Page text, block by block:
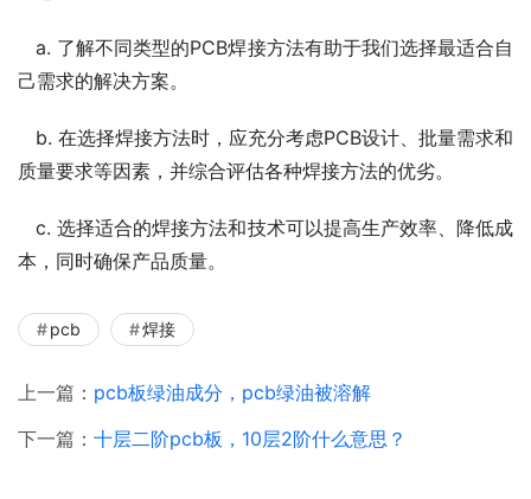
   a. 了解不同类型的PCB焊接方法有助于我们选择最适合自
己需求的解决方案。
质量要求等因素，并综合评估各种焊接方法的优劣。
   c. 选择适合的焊接方法和技术可以提高生产效率、降低成
本，同时确保产品质量。
pcb 焊接
上一篇： pcb板绿油成分，pcb绿油被溶解
下一篇： 十层二阶pcb板，10层2阶什么意思？